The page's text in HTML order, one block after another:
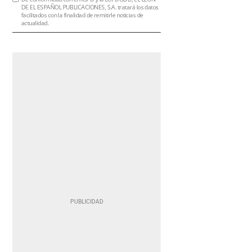
DE EL ESPAÑOL PUBLICACIONES, S.A. tratará los datos
facilitados con la finalidad de remitirle noticias de
actualidad.